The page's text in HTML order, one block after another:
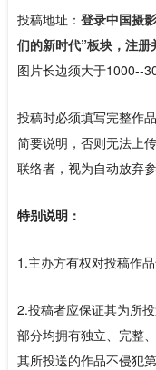
投稿地址： 登录中国摄
们的新时代”板块，注册
图片长边须大于1000--
投稿时必须填写完整作
简要说明，否则无法上
联络者，视为自动放弃参
特别说明：
1.主办方有权对投稿作品
2.投稿者应保证其为所
部分均拥有独立、完整
其所投送的作品不侵犯